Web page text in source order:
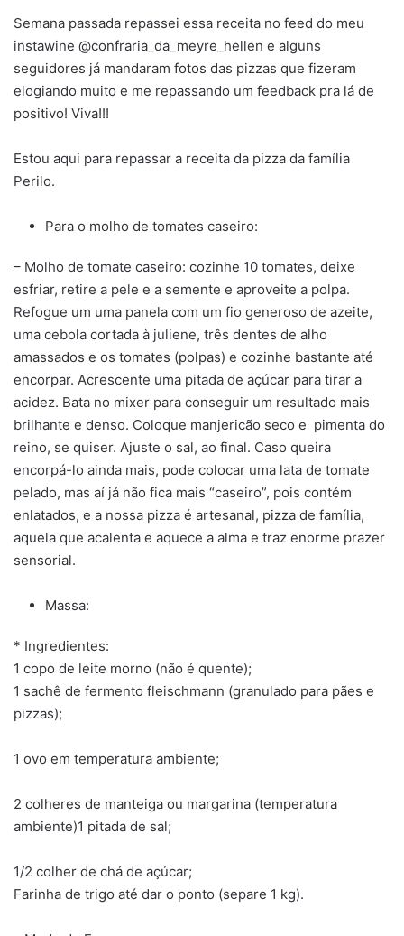
Semana passada repassei essa receita no feed do meu
instawine @confraria_da_meyre_hellen e alguns
seguidores já mandaram fotos das pizzas que fizeram
elogiando muito e me repassando um feedback pra lá de
positivo! Viva!!!
Estou aqui para repassar a receita da pizza da família
Perilo.
Para o molho de tomates caseiro:
– Molho de tomate caseiro: cozinhe 10 tomates, deixe
esfriar, retire a pele e a semente e aproveite a polpa.
Refogue um uma panela com um fio generoso de azeite,
uma cebola cortada à juliene, três dentes de alho
amassados e os tomates (polpas) e cozinhe bastante até
encorpar. Acrescente uma pitada de açúcar para tirar a
acidez. Bata no mixer para conseguir um resultado mais
brilhante e denso. Coloque manjericão seco e pimenta do
reino, se quiser. Ajuste o sal, ao final. Caso queira
encorpá-lo ainda mais, pode colocar uma lata de tomate
pelado, mas aí já não fica mais “caseiro”, pois contém
enlatados, e a nossa pizza é artesanal, pizza de família,
aquela que acalenta e aquece a alma e traz enorme prazer
sensorial.
Massa:
* Ingredientes:
1 copo de leite morno (não é quente);
1 sachê de fermento fleischmann (granulado para pães e
pizzas);
1 ovo em temperatura ambiente;
2 colheres de manteiga ou margarina (temperatura
ambiente)1 pitada de sal;
1/2 colher de chá de açúcar;
Farinha de trigo até dar o ponto (separe 1 kg).